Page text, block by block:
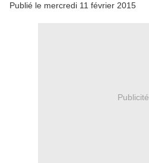
Publié le mercredi 11 février 2015
Publicité